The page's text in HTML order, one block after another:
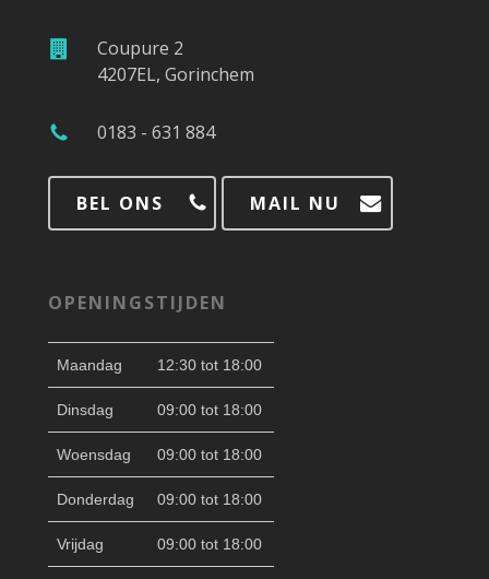
Coupure 2
4207EL, Gorinchem
0183 - 631 884
BEL ONS MAIL NU
OPENINGSTIJDEN
Maandag 12:30 tot 18:00
Dinsdag 09:00 tot 18:00
Woensdag 09:00 tot 18:00
Donderdag 09:00 tot 18:00
Vrijdag 09:00 tot 18:00